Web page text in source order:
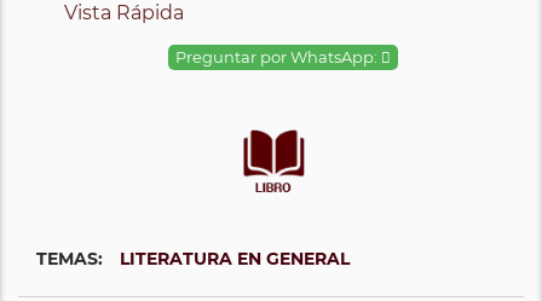
Vista Rápida
Preguntar por WhatsApp:
TEMAS: LITERATURA EN GENERAL